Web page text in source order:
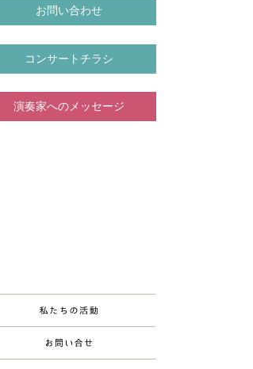
お問い合わせ
コンサートチラシ
演奏家へのメッセージ